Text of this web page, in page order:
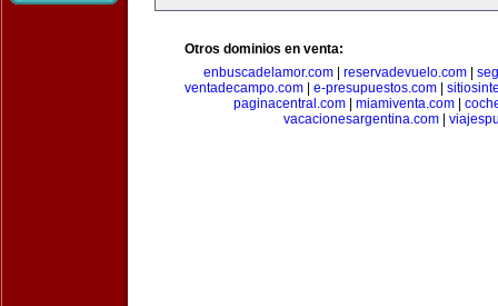
Otros dominios en venta:
enbuscadelamor.com
reservadevuelo.com
ventadecampo.com
e-presupuestos.com
paginacentral.com| miamiventa.com|
vacacionesargentina.com